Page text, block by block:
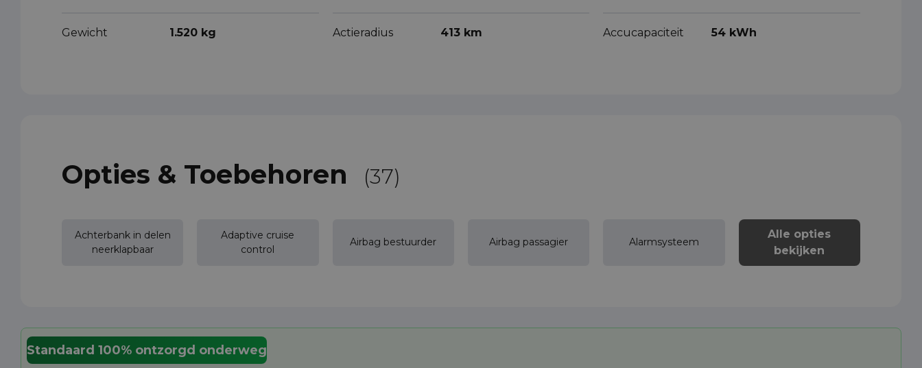
Gewicht 1.520 kg Actieradius 413 km Accucapaciteit 54 kWh
Opties & Toebehoren (37)
Achterbank in delen
neerklapbaar
Adaptive cruise
control
Airbag bestuurder Airbag passagier Alarmsysteem
Alle opties
bekijken
Standaard 100% ontzorgd onderweg